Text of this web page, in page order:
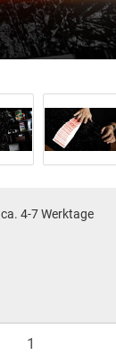
ca. 4-7 Werktage